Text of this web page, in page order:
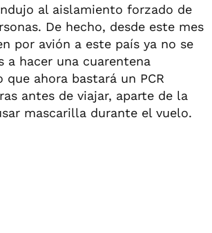
al aislamiento forzado de
De hecho, desde este mes
por avión a este país ya no se
a hacer una cuarentena
ahora bastará un PCR
antes de viajar, aparte de la
mascarilla durante el vuelo.